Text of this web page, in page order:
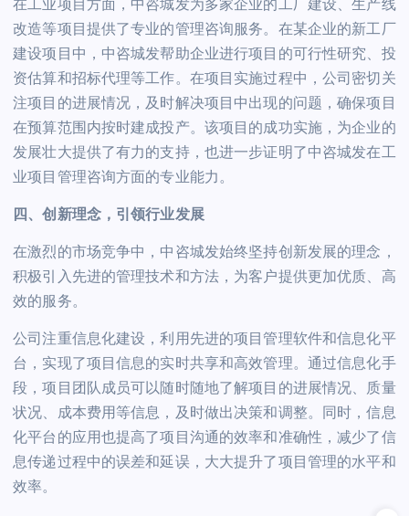
在工业项目方面，中咨城发为多家企业的工厂建设、生产线
改造等项目提供了专业的管理咨询服务。在某企业的新工厂
建设项目中，中咨城发帮助企业进行项目的可行性研究、投
资估算和招标代理等工作。在项目实施过程中，公司密切关
注项目的进展情况，及时解决项目中出现的问题，确保项目
在预算范围内按时建成投产。该项目的成功实施，为企业的
发展壮大提供了有力的支持，也进一步证明了中咨城发在工
业项目管理咨询方面的专业能力。
四、创新理念，引领行业发展
在激烈的市场竞争中，中咨城发始终坚持创新发展的理念，
积极引入先进的管理技术和方法，为客户提供更加优质、高
效的服务。
公司注重信息化建设，利用先进的项目管理软件和信息化平
台，实现了项目信息的实时共享和高效管理。通过信息化手
段，项目团队成员可以随时随地了解项目的进展情况、质量
状况、成本费用等信息，及时做出决策和调整。同时，信息
化平台的应用也提高了项目沟通的效率和准确性，减少了信
息传递过程中的误差和延误，大大提升了项目管理的水平和
效率。